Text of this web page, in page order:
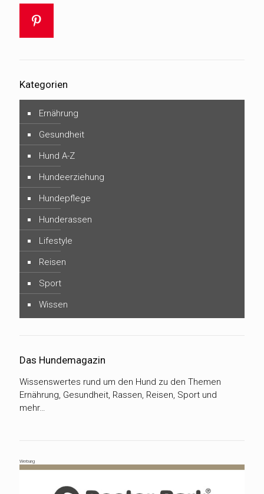
Kategorien
Ernährung
Gesundheit
Hund A-Z
Hundeerziehung
Hundepflege
Hunderassen
Lifestyle
Reisen
Sport
Wissen
Das Hundemagazin
Wissenswertes rund um den Hund zu den Themen
Ernährung, Gesundheit, Rassen, Reisen, Sport und
mehr…
Werbung